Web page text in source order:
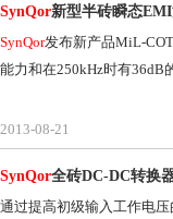
SynQor新型半砖瞬态
SynQor发布新产品MiL-
能力和在250kHz时有36dB
2013-08-21
SynQor全砖DC-DC转换
通过提高初级输入工作电压